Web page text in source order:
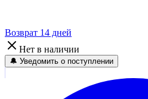
Возврат 14 дней
Нет в наличии
🔔 Уведомить о поступлении